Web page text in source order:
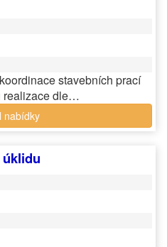
stavebních prací
realizace dle…
nabídky